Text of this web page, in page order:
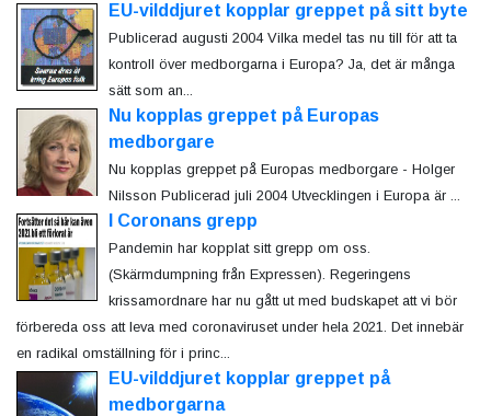
EU-vilddjuret kopplar greppet på sitt byte
Publicerad augusti 2004 Vilka medel tas nu till för att ta
kontroll över medborgarna i Europa? Ja, det är många
sätt som an...
Nu kopplas greppet på Europas
medborgare
Nu kopplas greppet på Europas medborgare - Holger
Nilsson Publicerad juli 2004 Utvecklingen i Europa är ...
I Coronans grepp
Pandemin har kopplat sitt grepp om oss.
(Skärmdumpning från Expressen). Regeringens
krissamordnare har nu gått ut med budskapet att vi bör
förbereda oss att leva med coronaviruset under hela 2021. Det innebär
en radikal omställning för i princ...
EU-vilddjuret kopplar greppet på
medborgarna